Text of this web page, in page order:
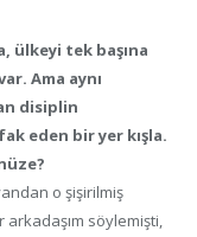
ülkeyi tek başına
Ama aynı
disiplin
eden bir yer kışla.
o şişirilmiş
söylemişti,